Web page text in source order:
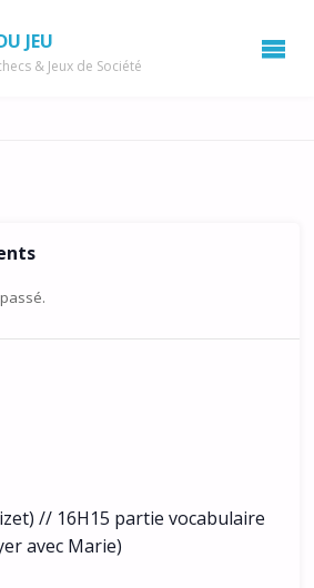
JEU
& Jeux de Société
// 16H15 partie vocabulaire
avec Marie)